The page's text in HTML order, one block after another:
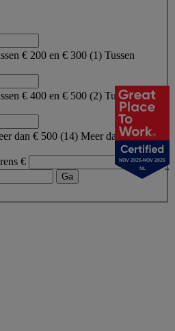
€ 200 en € 300 (1) Tussen
€ 400 en € 500 (2) Tussen
dan € 500 (14) Meer dan € 500
€
NOV 2025-NOV 2026
NL